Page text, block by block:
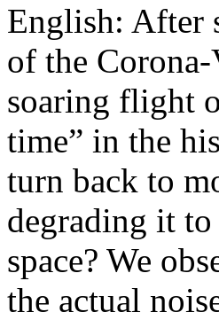
English: After
of the
soaring flight
time” in the
turn back to
degrading it to
space? We
the actual